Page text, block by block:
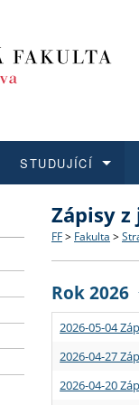
Struktura
Strategie
Podpora
Co
Učitelské
STUDUJÍCÍ
Rigorózní
O vědě a
Granty a
Aktuální
Zápisy
FF > Fakulta >
Rok 2026
2026-05-04
2026-04-27
2026-04-20